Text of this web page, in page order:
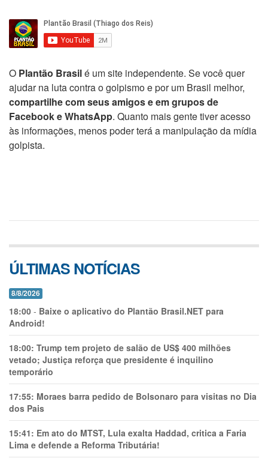
O Plantão Brasilé um site independente. Se você quer
ajudar na luta contra o golpismo e por um Brasil melhor,
compartilhe com seus amigos e em grupos de
Facebook e WhatsApp. Quanto mais gente tiver acesso
às informações, menos poder terá a manipulação da mídia
golpista.
ÚLTIMAS NOTÍCIAS
8/8/2026
18:00 - Baixe o aplicativo do Plantão Brasil.NET para
Android!
18:00: Trump tem projeto de salão de US$ 400 milhões
vetado; Justiça reforça que presidente é inquilino
temporário
17:55: Moraes barra pedido de Bolsonaro para visitas no Dia
dos Pais
15:41: Em ato do MTST, Lula exalta Haddad, critica a Faria
Lima e defende a Reforma Tributária!